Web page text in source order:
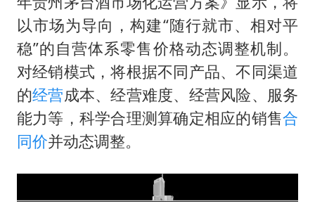
以市场为导向，构建“随行就市、相对平
稳”的自营体系零售价格动态调整机制。
对经销模式，将根据不同产品、不同渠道
的经营成本、经营难度、经营风险、服务
能力等，科学合理测算确定相应的销售合
同价并动态调整。